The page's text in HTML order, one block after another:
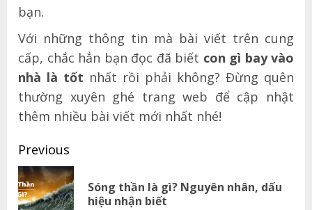
bạn.
Với những thông tin mà bài viết trên cung
cấp, chắc hẳn bạn đọc đã biết con gì bay vào
nhà là tốt nhất rồi phải không? Đừng quên
thường xuyên ghé trang web để cập nhật
thêm nhiều bài viết mới nhất nhé!
Post
navigation
Previous
Sóng thần là gì? Nguyên nhân, dấu
hiệu nhận biết